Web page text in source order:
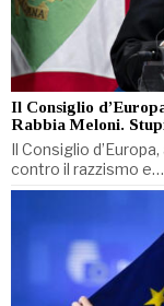
Il Consiglio
Rabbia Meloni.
Il Consiglio
contro il razzismo e…